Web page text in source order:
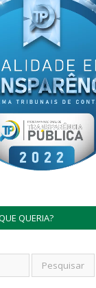
QUERIA?